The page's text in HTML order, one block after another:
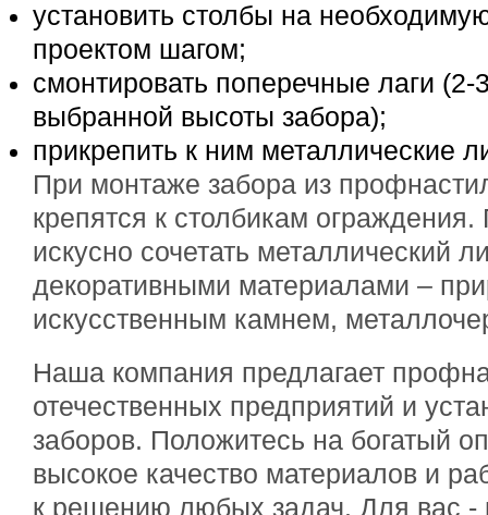
установить столбы на
проектом шагом;
смонтировать поперечные лаги (2-
выбранной высоты забора);
прикрепить к ним металлические
При монтаже забора из
крепятся к столбикам
искусно сочетать металлический
декоративными материалами –
искусственным камнем,
Наша компания предлагает
отечественных предприятий и
заборов. Положитесь на богатый
высокое качество материалов и
к решению любых задач. Для вас -